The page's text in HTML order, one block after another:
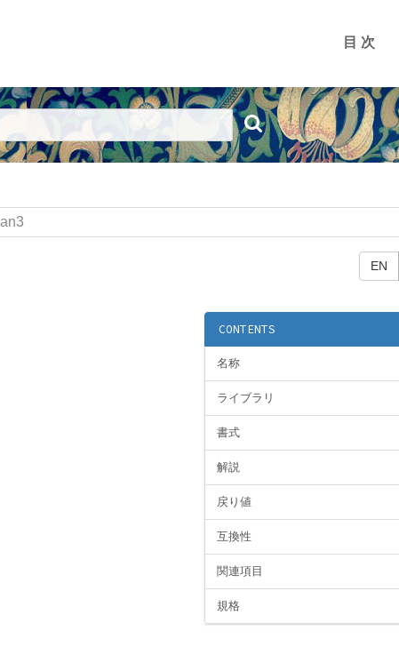
目次
EN
CONTENTS
名称
ライブラリ
書式
解説
戻り値
互換性
関連項目
規格